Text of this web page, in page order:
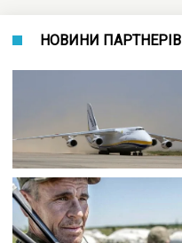
НОВИНИ ПАРТНЕРІВ